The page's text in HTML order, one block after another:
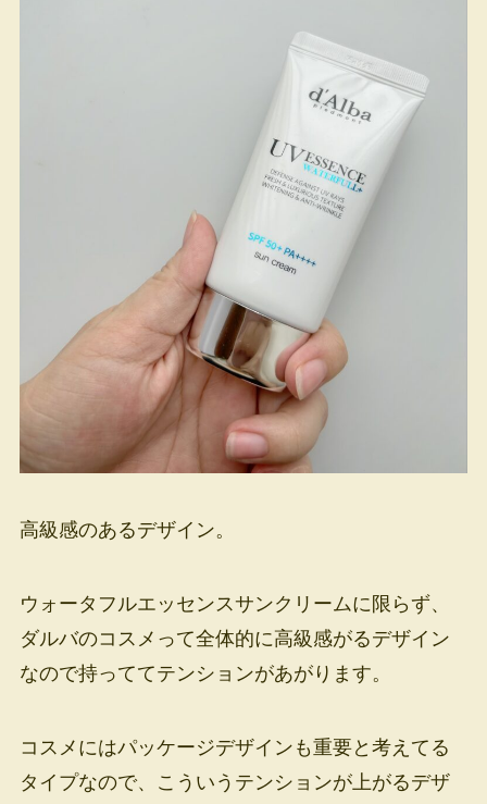
高級感のあるデザイン。
ウォータフルエッセンスサンクリームに限らず、
ダルバのコスメって全体的に高級感がるデザイン
なので持っててテンションがあがります。
コスメにはパッケージデザインも重要と考えてる
タイプなので、こういうテンションが上がるデザ